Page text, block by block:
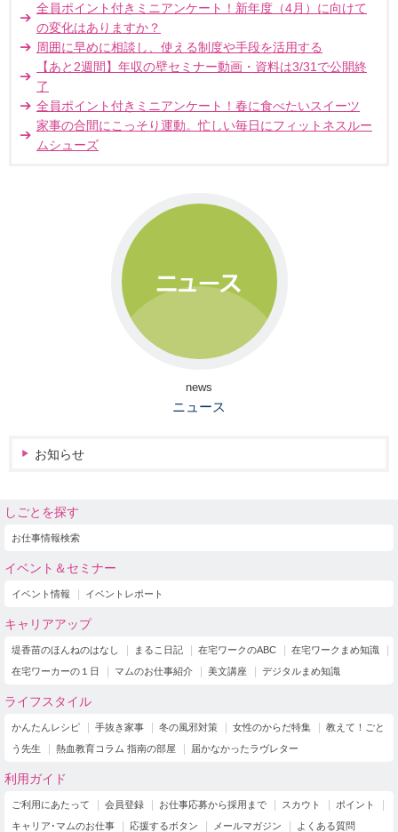
全員ポイント付きミニアンケート！新年度（4月）に向けて
の変化はありますか？
周囲に早めに相談し、使える制度や手段を活用する
【あと2週間】年収の壁セミナー動画・資料は3/31で公開終
了
全員ポイント付きミニアンケート！春に食べたいスイーツ
家事の合間にこっそり運動。忙しい毎日にフィットネスルー
ムシューズ
news
ニュース
お知らせ
しごとを探す
お仕事情報検索
イベント＆セミナー
イベント情報 イベントレポート
キャリアアップ
堤香苗のほんねのはなし まるこ日記 在宅ワークのABC
在宅ワークまめ知識
在宅ワーカーの１日
マムのお仕事紹介 美文講座 デジタルまめ知識
ライフスタイル
かんたんレシピ 手抜き家事 冬の風邪対策 女性のからだ特集
教えて！ごと
う先生
熱血教育コラム 指南の部屋 届かなかったラヴレター
利用ガイド
ご利用にあたって 会員登録 お仕事応募から採用まで スカウト
ポイント
キャリア･マムのお仕事
応援するボタン メールマガジン よくある質問